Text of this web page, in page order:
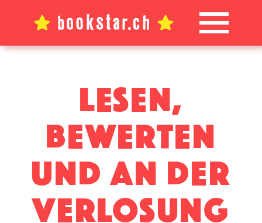
Lesen,
bewerten
und an der
verlosung